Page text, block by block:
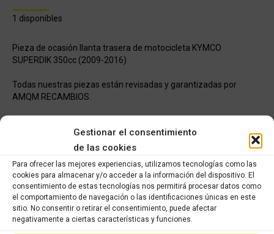
Gestionar el consentimiento
de las cookies
Para ofrecer las mejores experiencias, utilizamos tecnologías como las
cookies para almacenar y/o acceder a la información del dispositivo. El
consentimiento de estas tecnologías nos permitirá procesar datos como
el comportamiento de navegación o las identificaciones únicas en este
sitio. No consentir o retirar el consentimiento, puede afectar
negativamente a ciertas características y funciones.
1 disponibles
Pieza de ocasión llanta trasera de motocicleta KYMCO
SUPERDIK 350cc (2009-2016)
Todas nuestras piezas están revisadas y garantizadas por
AMQM RECAMBIOS.
en contacto con nosotros para asesorarle en lo que necesite.
COMPRAR
Categorías:Recambios ocasión Kymco, KYMCO SUPERDINK 125cc
(2009 -2016), KYMCO SUPERDINK 300cc (2009-2016)